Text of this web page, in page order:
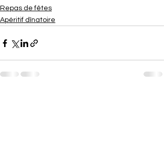
Repas de fêtes
Apéritif dînatoire